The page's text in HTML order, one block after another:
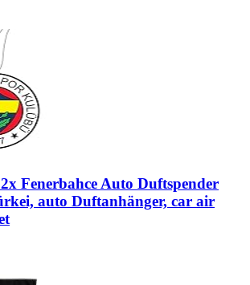
Fenerbahce Auto Duftspender
auto Duftanhänger, car air